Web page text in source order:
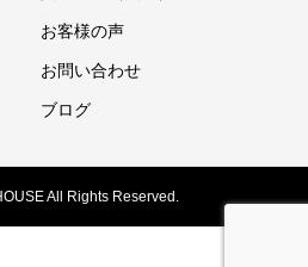
お客様の声
お問い合わせ
ブログ
All Rights Reserved.